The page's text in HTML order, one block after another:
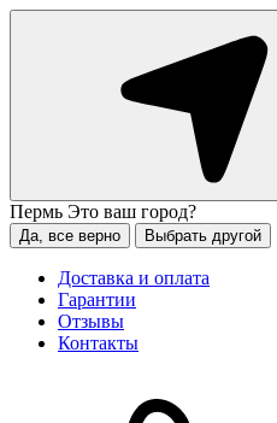
Пермь Это ваш город?
Да, все верно Выбрать другой
Доставка и оплата
Гарантии
Отзывы
Контакты